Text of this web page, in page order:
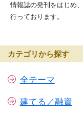
情報誌の発刊をはじめ
行っております。
カテゴリから探す
全テーマ
建てる／融資